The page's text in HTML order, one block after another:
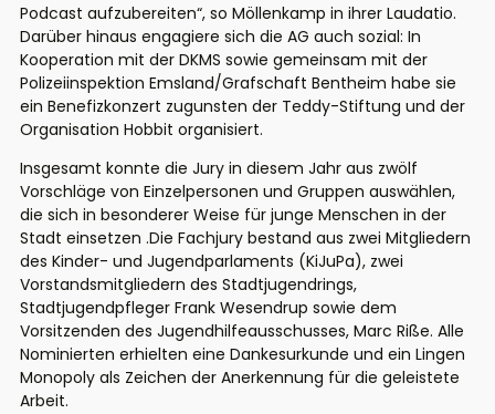
Podcast aufzubereiten“, so Möllenkamp in ihrer Laudatio.
Darüber hinaus engagiere sich die AG auch sozial: In
Kooperation mit der DKMS sowie gemeinsam mit der
Polizeiinspektion Emsland/Grafschaft Bentheim habe sie
ein Benefizkonzert zugunsten der Teddy-Stiftung und der
Organisation Hobbit organisiert.
Insgesamt konnte die Jury in diesem Jahr aus zwölf
Vorschläge von Einzelpersonen und Gruppen auswählen,
die sich in besonderer Weise für junge Menschen in der
Stadt einsetzen .Die Fachjury bestand aus zwei Mitgliedern
des Kinder- und Jugendparlaments (KiJuPa), zwei
Vorstandsmitgliedern des Stadtjugendrings,
Stadtjugendpfleger Frank Wesendrup sowie dem
Vorsitzenden des Jugendhilfeausschusses, Marc Riße. Alle
Nominierten erhielten eine Dankesurkunde und ein Lingen
Monopoly als Zeichen der Anerkennung für die geleistete
Arbeit.